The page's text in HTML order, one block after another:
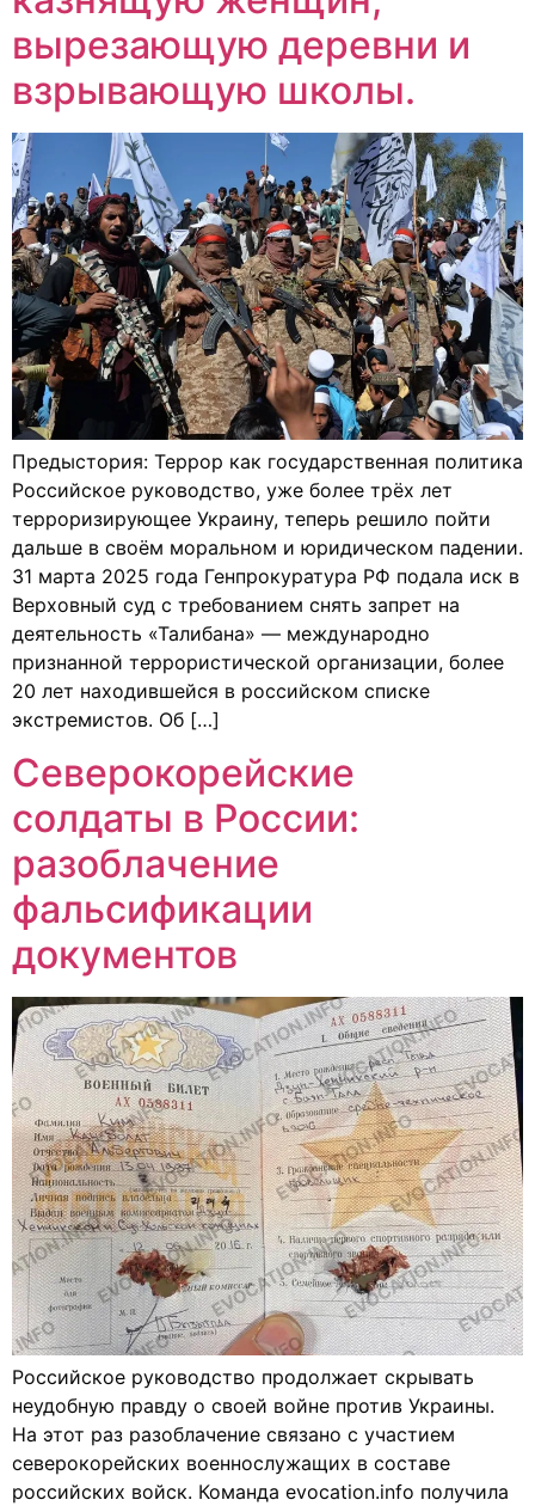
вырезающую деревни и
взрывающую школы.
Предыстория: Террор как государственная политика
Российское руководство, уже более трёх лет
терроризирующее Украину, теперь решило пойти
дальше в своём моральном и юридическом падении.
31 марта 2025 года Генпрокуратура РФ подала иск в
Верховный суд с требованием снять запрет на
деятельность «Талибана» — международно
признанной террористической организации, более
20 лет находившейся в российском списке
экстремистов. Об […]
Северокорейские
солдаты в России:
разоблачение
фальсификации
документов
Российское руководство продолжает скрывать
неудобную правду о своей войне против Украины.
На этот раз разоблачение связано с участием
северокорейских военнослужащих в составе
российских войск. Команда evocation.info получила